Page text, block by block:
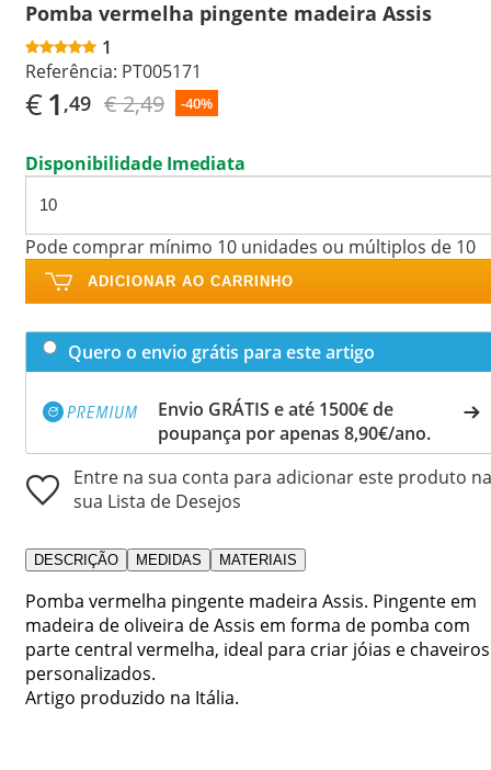
Pomba vermelha pingente madeira Assis
1
Referência: PT005171
€1 ,49 € 2,49 -40%
Disponibilidade Imediata
Pode comprar mínimo 10 unidades ou múltiplos de 10
ADICIONAR AO CARRINHO
Quero o envio grátis para este artigo
Envio GRÁTIS e até 1500€ de
poupança por apenas 8,90€/ano.
Entre na sua conta para adicionar este produto na
sua Lista de Desejos
DESCRIÇÃO MEDIDAS MATERIAIS
Pomba vermelha pingente madeira Assis. Pingente em
madeira de oliveira de Assis em forma de pomba com
parte central vermelha, ideal para criar jóias e chaveiros
personalizados.
Artigo produzido na Itália.